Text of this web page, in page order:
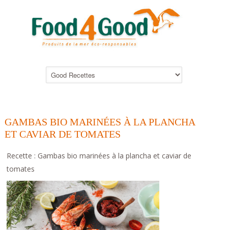
GAMBAS BIO MARINÉES À LA PLANCHA
ET CAVIAR DE TOMATES
Recette : Gambas bio marinées à la plancha et caviar de
tomates